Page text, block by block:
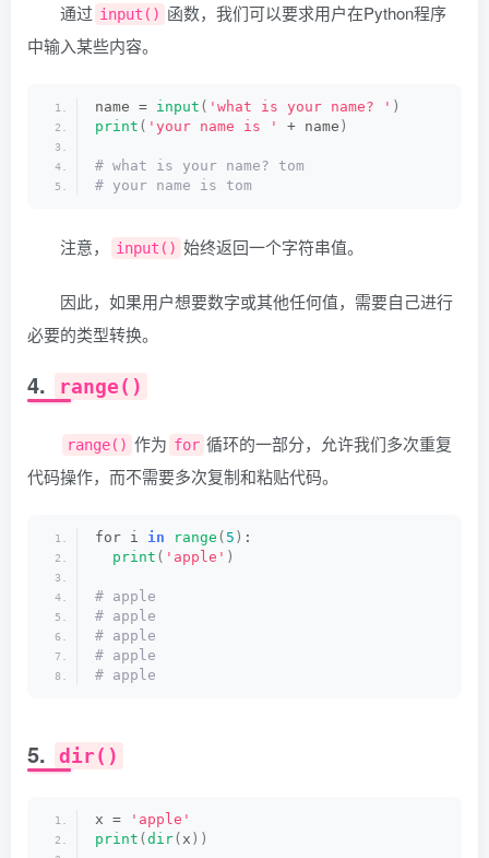
通过 input() 函数，我们可以要求用户在Python程序
中输入某些内容。
name = input ( 'what is your name? ' )
print ( 'your name is ' + name )
# what is your name? tom
# your name is tom
注意， input() 始终返回一个字符串值。
因此，如果用户想要数字或其他任何值，需要自己进行
必要的类型转换。
4. range()
range() 作为 for 循环的一部分，允许我们多次重复
代码操作，而不需要多次复制和粘贴代码。
for i in range ( 5 ) :
print ( 'apple' )
# apple
# apple
# apple
# apple
# apple
5. dir()
x =
'apple'
print ( dir( x ))